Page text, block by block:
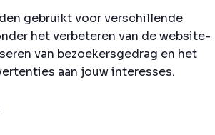
gebruikt voor verschillende
het verbeteren van de website-
van bezoekersgedrag en het
aan jouw interesses.